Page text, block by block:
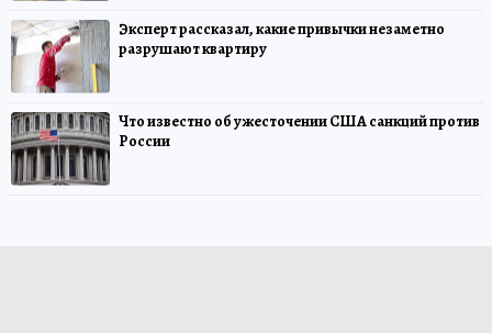
Эксперт рассказал, какие привычки незаметно
разрушают квартиру
Что известно об ужесточении США санкций против
России